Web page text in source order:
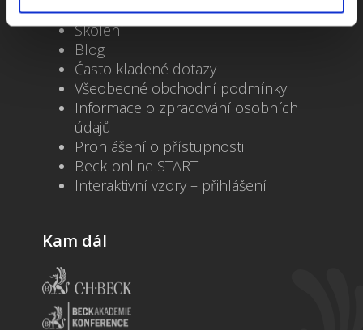
Kontakty
Školení
Blog
Často kladené dotazy
Všeobecné obchodní podmínky
Informace o zpracování osobních
údajů
Prohlášení o přístupnosti
Beck-online START
Interaktivní vzory – přihlášení
Kam dál